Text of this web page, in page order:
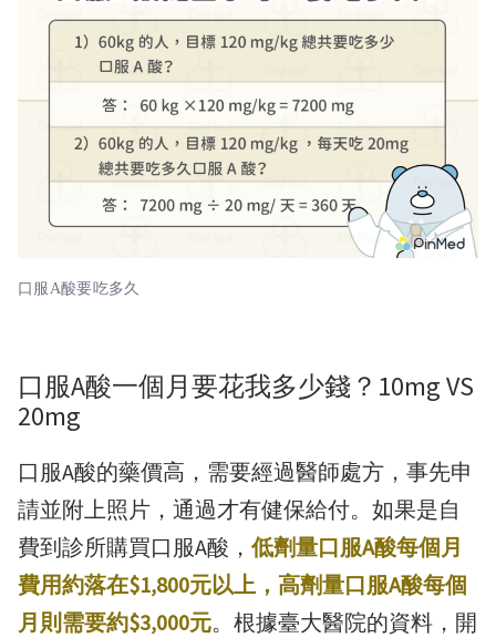
口服A酸要吃多久
口服A酸一個月要花我多少錢？10mg VS
20mg
口服A酸的藥價高，需要經過醫師處方，事先申
請並附上照片，通過才有健保給付。如果是自
費到診所購買口服A酸，低劑量口服A酸每個月
費用約落在$1,800元以上，高劑量口服A酸每個
月則需要約$3,000元。根據臺大醫院的資料，開